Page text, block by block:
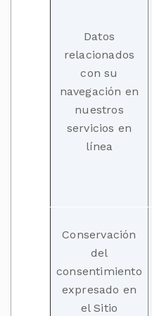
Datos
relacionados
con su
navegación en
nuestros
servicios en
línea
Conservación
del
consentimiento
expresado en
el Sitio